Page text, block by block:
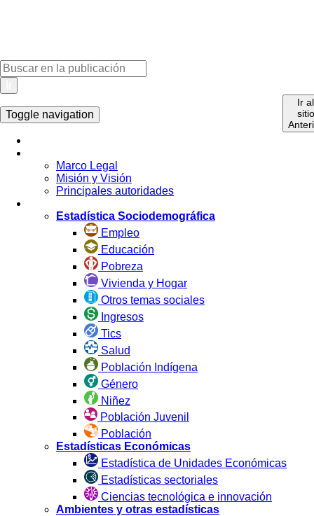
Ir al
sitio
Toggle navigation
Marco Legal
Misión y Visión
Principales autoridades
Estadística Sociodemográfica
Empleo
Educación
Pobreza
Vivienda y Hogar
Otros temas sociales
Ingresos
Tics
Salud
Población Indígena
Género
Niñez
Población Juvenil
Población
Estadísticas Económicas
Estadística de Unidades Económicas
Estadísticas sectoriales
Ciencias tecnológica e innovación
Ambientes y otras estadísticas